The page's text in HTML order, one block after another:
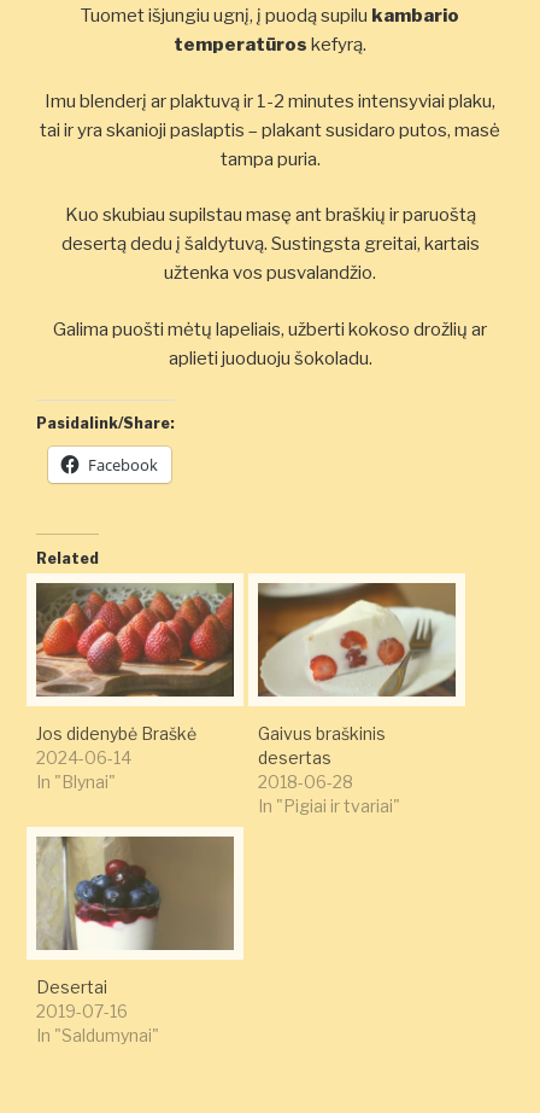
Tuomet išjungiu ugnį, į puodą supilu kambario
temperatūros kefyrą.
Imu blenderį ar plaktuvą ir 1-2 minutes intensyviai plaku,
tai ir yra skanioji paslaptis – plakant susidaro putos, masė
tampa puria.
Kuo skubiau supilstau masę ant braškių ir paruoštą
desertą dedu į šaldytuvą. Sustingsta greitai, kartais
užtenka vos pusvalandžio.
Galima puošti mėtų lapeliais, užberti kokoso drožlių ar
aplieti juoduoju šokoladu.
Pasidalink/Share:
Facebook
Related
Jos didenybė Braškė
2024-06-14
In "Blynai"
Gaivus braškinis
desertas
2018-06-28
In "Pigiai ir tvariai"
Desertai
2019-07-16
In "Saldumynai"